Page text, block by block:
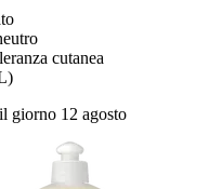
cutanea
giorno 12 agosto